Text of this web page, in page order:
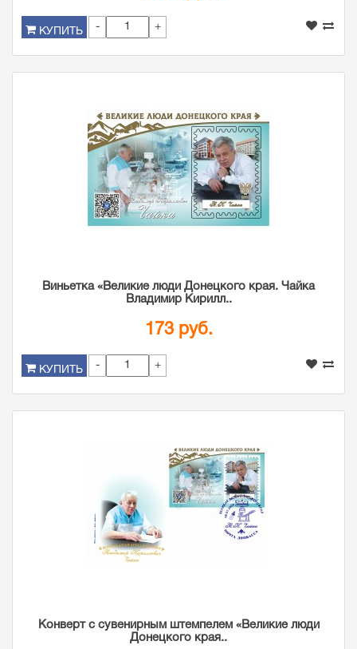
КУПИТЬ - +
Виньетка «Великие люди Донецкого края. Чайка
Владимир Кирилл..
173 руб.
КУПИТЬ - +
Конверт с сувенирным штемпелем «Великие люди
Донецкого края..